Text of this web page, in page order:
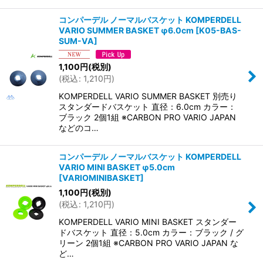
コンパーデル ノーマルバスケット KOMPERDELL
VARIO SUMMER BASKET φ6.0cm [K05-BAS-
SUM-VA]
1,100円(税別)
(税込: 1,210円)
KOMPERDELL VARIO SUMMER BASKET 別売り
スタンダードバスケット 直径：6.0cm カラー：
ブラック 2個1組 ※CARBON PRO VARIO JAPAN
などのコ…
コンパーデル ノーマルバスケット KOMPERDELL
VARIO MINI BASKET φ5.0cm
[VARIOMINIBASKET]
1,100円(税別)
(税込: 1,210円)
KOMPERDELL VARIO MINI BASKET スタンダー
ドバスケット 直径：5.0cm カラー：ブラック / グ
リーン 2個1組 ※CARBON PRO VARIO JAPAN な
ど…